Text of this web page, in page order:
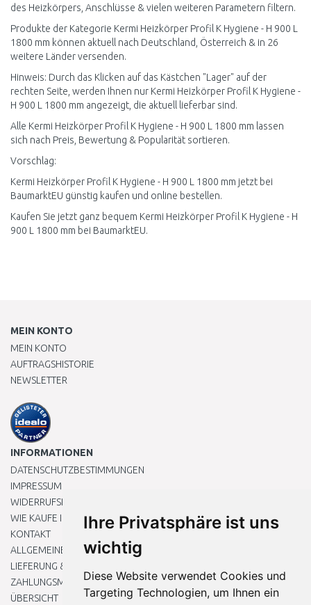
Ihre Privatsphäre ist uns
wichtig
Diese Website verwendet Cookies und
Targeting Technologien, um Ihnen ein
des Heizkörpers, Anschlüsse & vielen weiteren Parametern filtern.
Produkte der Kategorie Kermi Heizkörper Profil K Hygiene - H 900 L
1800 mm können aktuell nach Deutschland, Österreich & in 26
weitere Länder versenden.
Hinweis: Durch das Klicken auf das Kästchen "Lager" auf der
rechten Seite, werden Ihnen nur Kermi Heizkörper Profil K Hygiene -
H 900 L 1800 mm angezeigt, die aktuell lieferbar sind.
Alle Kermi Heizkörper Profil K Hygiene - H 900 L 1800 mm lassen
sich nach Preis, Bewertung & Popularität sortieren.
Vorschlag:
Kermi Heizkörper Profil K Hygiene - H 900 L 1800 mm jetzt bei
BaumarktEU günstig kaufen und online bestellen.
Kaufen Sie jetzt ganz bequem Kermi Heizkörper Profil K Hygiene - H
900 L 1800 mm bei BaumarktEU.
MEIN KONTO
MEIN KONTO
AUFTRAGSHISTORIE
NEWSLETTER
INFORMATIONEN
DATENSCHUTZBESTIMMUNGEN
IMPRESSUM
WIDERRUFSRECHT
WIE KAUFE ICH EIN?
KONTAKT
ALLGEMEINEN GESCHÄFTSBEDINGUNGEN
LIEFERUNG & ZAHLUNG
ZAHLUNGSMETHODEN
ÜBERSICHT